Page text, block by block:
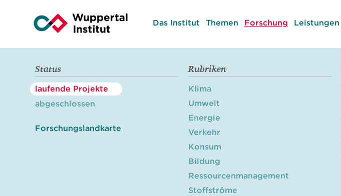
Das Institut Themen Forschung Leistungen
Status
laufende Projekte
abgeschlossen
Forschungslandkarte
Rubriken
Klima
Umwelt
Energie
Verkehr
Konsum
Bildung
Ressourcenmanagement
Stoffströme